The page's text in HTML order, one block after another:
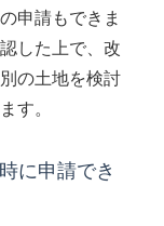
申請もできま
した上で、改
の土地を検討
す。
に申請でき